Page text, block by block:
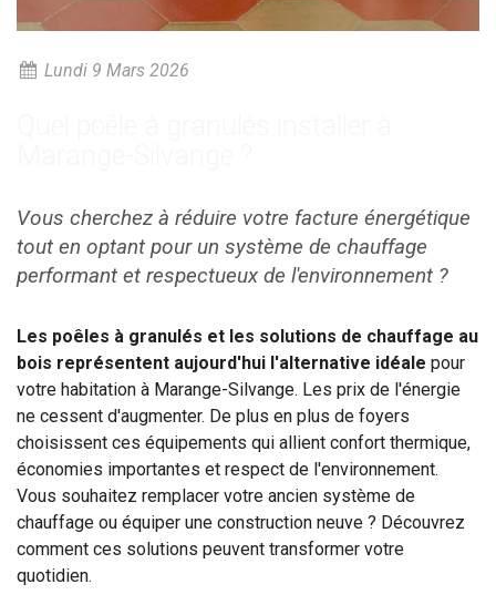
Lundi 9 Mars 2026
Vous cherchez à réduire votre facture énergétique
tout en optant pour un système de chauffage
performant et respectueux de l'environnement ?
Les poêles à granulés et les solutions de chauffage au
bois représentent aujourd'hui l'alternative idéale pour
votre habitation à Marange-Silvange. Les prix de l'énergie
ne cessent d'augmenter. De plus en plus de foyers
choisissent ces équipements qui allient confort thermique,
économies importantes et respect de l'environnement.
Vous souhaitez remplacer votre ancien système de
chauffage ou équiper une construction neuve ? Découvrez
comment ces solutions peuvent transformer votre
quotidien.